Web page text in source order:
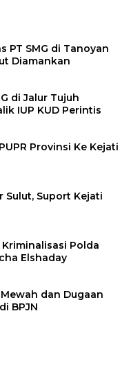
PT SMG di Tanoyan
Diamankan
di Jalur Tujuh
IUP KUD Perintis
Provinsi Ke Kejati
Sulut, Suport Kejati
Polda
Elshaday
dan Dugaan
BPJN